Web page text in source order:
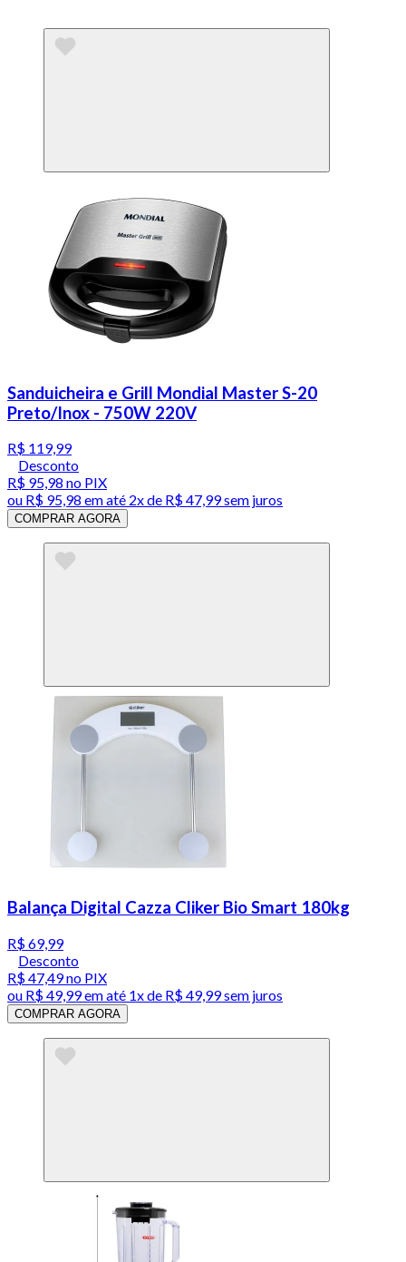
Sanduicheira e Grill Mondial Master S-20
Preto/Inox - 750W 220V
R$ 119,99
Desconto
R$ 95,98 no PIX
ou R$ 95,98 em até 2x de R$ 47,99 sem juros
COMPRAR AGORA
Balança Digital Cazza Cliker Bio Smart 180kg
R$ 69,99
Desconto
R$ 47,49no PIX
ou R$ 49,99em até 1x de R$ 49,99sem juros
COMPRAR AGORA